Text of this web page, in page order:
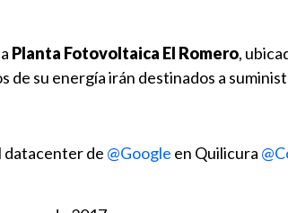
Planta Fotovoltaica El Romero,
de su energía irán destinados a
datacenter de @Google en Quilicura